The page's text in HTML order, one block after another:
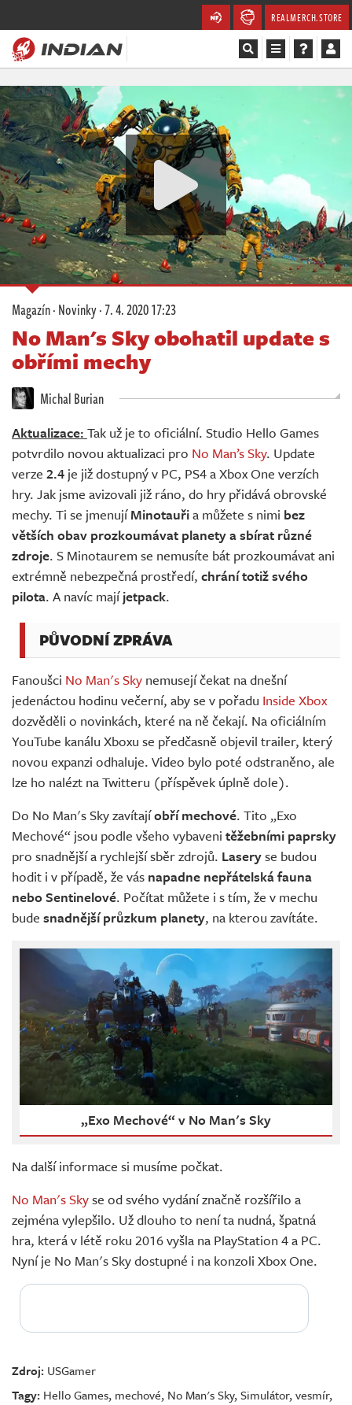
REALMERCH.STORE
Magazín
Recenze
Videa
Soutěže
Databáze
Komunita
Redakce
Živě
Magazín·Novinky·7. 4. 2020 17:23
No Man's Sky obohatil update s
obřími mechy
Michal Burian
Aktualizace: Tak už je to oficiální. Studio Hello Games
potvrdilo novou aktualizaci pro No Man’s Sky. Update
verze 2.4 je již dostupný v PC, PS4 a Xbox One verzích
hry. Jak jsme avizovali již ráno, do hry přidává obrovské
mechy. Ti se jmenujíMinotauřia můžete s nimi bez
větších obav prozkoumávat planety a sbírat různé
zdroje. S Minotaurem se nemusíte bát prozkoumávat ani
extrémně nebezpečná prostředí, chrání totiž svého
pilota. A navíc majíjetpack.
PŮVODNÍ ZPRÁVA
Fanoušci No Man's Sky nemusejí čekat na dnešní
jedenáctou hodinu večerní, aby se v pořadu Inside Xbox
dozvěděli o novinkách, které na ně čekají. Na oficiálním
YouTube kanálu Xboxu se předčasně objevil trailer, který
novou expanzi odhaluje. Video bylo poté odstraněno, ale
lze ho nalézt na Twitteru (příspěvek úplně dole).
Do No Man's Sky zavítajíobří mechové. Tito „Exo
Mechové“ jsou podle všeho vybaveni těžebními paprsky
pro snadnější a rychlejší sběr zdrojů. Laseryse budou
hodit i v případě, že vás napadne nepřátelská fauna
nebo Sentinelové. Počítat můžete i s tím, že v mechu
bude snadnější průzkum planety, na kterou zavítáte.
„Exo Mechové“ v No Man's Sky
Na další informace si musíme počkat.
No Man's Skyse od svého vydání značně rozšířilo a
zejména vylepšilo. Už dlouho to není ta nudná, špatná
hra, která v létě roku 2016 vyšla na PlayStation 4 a PC.
Nyní je No Man's Sky dostupné i na konzoli Xbox One.
Zdroj: USGamer
Tagy: Hello Games, mechové, No Man's Sky,Simulátor,vesmír,